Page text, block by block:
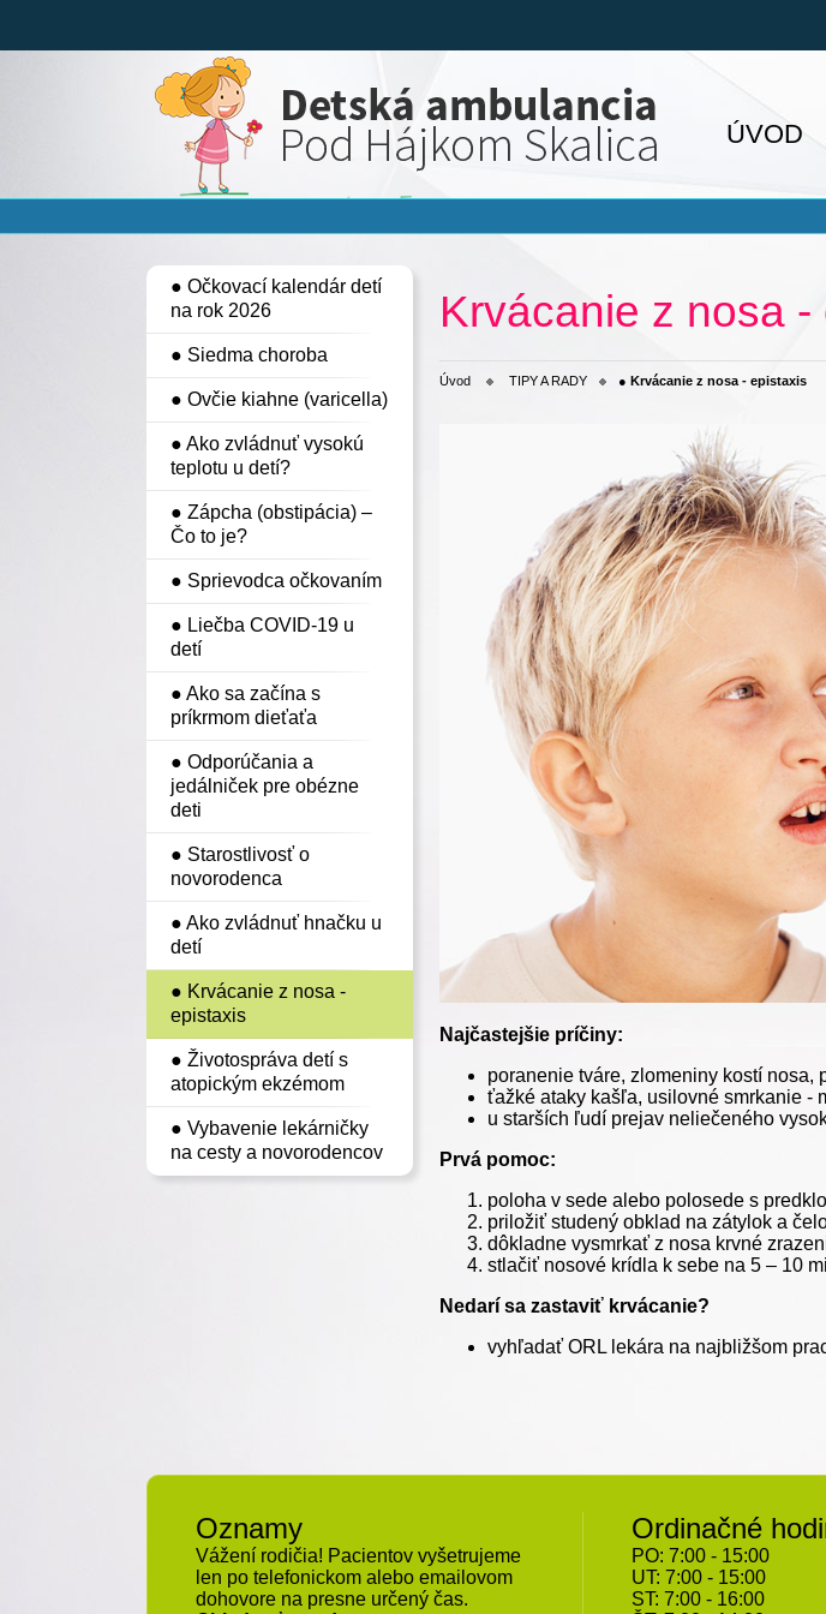
ÚVOD
● Očkovací kalendár detí
na rok 2026
● Siedma choroba
● Ovčie kiahne (varicella)
● Ako zvládnuť vysokú
teplotu u detí?
● Zápcha (obstipácia) –
Čo to je?
● Sprievodca očkovaním
● Liečba COVID-19 u
detí
● Ako sa začína s
príkrmom dieťaťa
● Odporúčania a
jedálniček pre obézne
deti
● Starostlivosť o
novorodenca
● Ako zvládnuť hnačku u
detí
● Krvácanie z nosa -
epistaxis
● Životospráva detí s
atopickým ekzémom
● Vybavenie lekárničky
na cesty a novorodencov
Krvácanie z nosa -
Úvod TIPY A RADY ● Krvácanie z nosa - epistaxis
Najčastejšie príčiny:
poranenie tváre, zlomeniny kostí nosa,
ťažké ataky kašľa, usilovné smrkanie -
u starších ľudí prejav neliečeného
Prvá pomoc:
poloha v sede alebo polosede s
priložiť studený obklad na zátylok a
dôkladne vysmrkať z nosa krvné
stlačiť nosové krídla k sebe na 5 – 10
Nedarí sa zastaviť krvácanie?
vyhľadať ORL lekára na najbližšom
Oznamy
Vážení rodičia! Pacientov vyšetrujeme
len po telefonickom alebo emailovom
dohovore na presne určený čas.
Ordinačné
PO: 7:00 - 15:00
UT: 7:00 - 15:00
ST: 7:00 - 16:00